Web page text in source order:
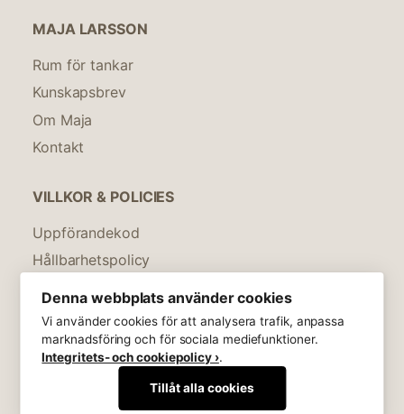
MAJA LARSSON
Rum för tankar
Kunskapsbrev
Om Maja
Kontakt
VILLKOR & POLICIES
Uppförandekod
Hållbarhetspolicy
Köpevillkor
© Maja På Näset AB
072 - 576 32 92
Denna webbplats använder cookies
Vi använder cookies för att analysera trafik, anpassa
marknadsföring och för sociala mediefunktioner.
Integritets- och cookiepolicy ›.
Tillåt alla cookies